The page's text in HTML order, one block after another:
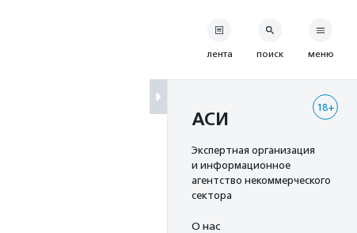
лента поиск меню
18+
АСИ
Экспертная организация
и информационное
агентство некоммерческого
сектора
О нас